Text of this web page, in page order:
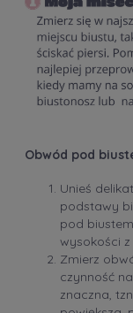
Obwód pod
Unieś
podstawy
pod
wysokości z
Zmierz
czynność
znaczna,